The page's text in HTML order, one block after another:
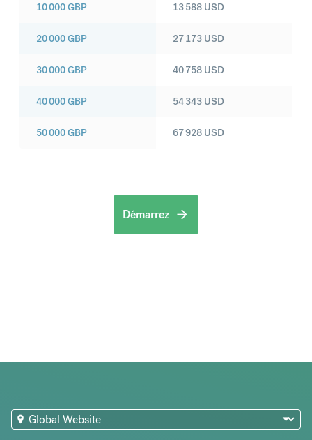
10 000GBP
20 000GBP
30 000GBP
40 000GBP
50 000GBP
13 588 USD
27 173 USD
40 758 USD
54 343 USD
67 928 USD
Démarrez